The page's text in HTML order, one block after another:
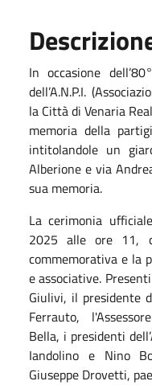
In occasione
dell’A.N.P.I.
la Città di Venaria
memoria della
intitolandole un
Alberione e via
sua memoria.
La cerimonia
2025 alle ore 11,
commemorativa e la
e associative.
Giulivi, il presidente
Ferrauto,
Bella, i presidenti
Iandolino e Nino
Giuseppe Drovetti,